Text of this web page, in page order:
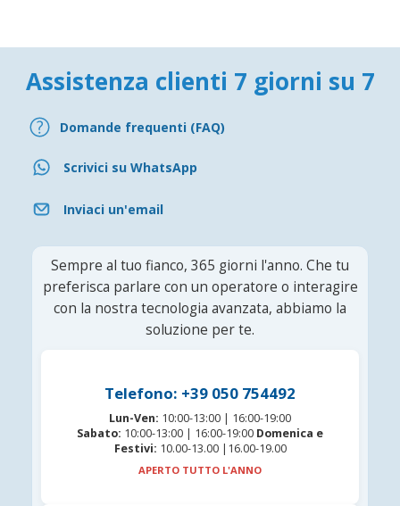
Assistenza clienti 7 giorni su 7
Domande frequenti (FAQ)
Scrivici su WhatsApp
Inviaci un'email
Sempre al tuo fianco, 365 giorni l'anno. Che tu
preferisca parlare con un operatore o interagire
con la nostra tecnologia avanzata, abbiamo la
soluzione per te.
Telefono: +39 050 754492
Lun-Ven: 10:00-13:00 | 16:00-19:00
Sabato: 10:00-13:00 | 16:00-19:00 Domenica e
Festivi: 10.00-13.00 |16.00-19.00
APERTO TUTTO L'ANNO